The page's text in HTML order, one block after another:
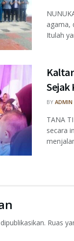
agama,
Itulah
Sejak
BY ADMIN
TANA
secara
Ruas